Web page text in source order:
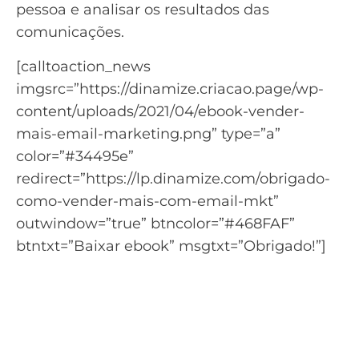
pessoa e analisar os resultados das
comunicações.
[calltoaction_news
imgsrc=”https://dinamize.criacao.page/wp-
content/uploads/2021/04/ebook-vender-
mais-email-marketing.png” type=”a”
color=”#34495e”
redirect=”https://lp.dinamize.com/obrigado-
como-vender-mais-com-email-mkt”
outwindow=”true” btncolor=”#468FAF”
btntxt=”Baixar ebook” msgtxt=”Obrigado!”]